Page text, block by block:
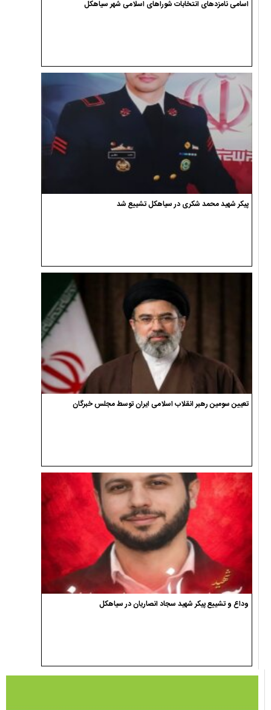
اسامی نامزدهای انتخابات شوراهای اسلامی شهر سیاهکل
پیکر شهید محمد شکری در سیاهکل تشییع شد
تعیین سومین رهبر انقلاب اسلامی ایران توسط مجلس خبرگان
وداع و تشییع پیکر شهید سجاد انصاریان در سیاهکل